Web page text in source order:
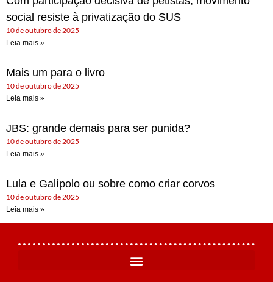
social resiste à privatização do SUS
10 de outubro de 2025
Leia mais »
Mais um para o livro
10 de outubro de 2025
Leia mais »
JBS: grande demais para ser punida?
10 de outubro de 2025
Leia mais »
Lula e Galípolo ou sobre como criar corvos
10 de outubro de 2025
Leia mais »